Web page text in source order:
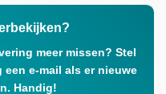
meer missen? Stel
e-mail als er nieuwe
Handig!